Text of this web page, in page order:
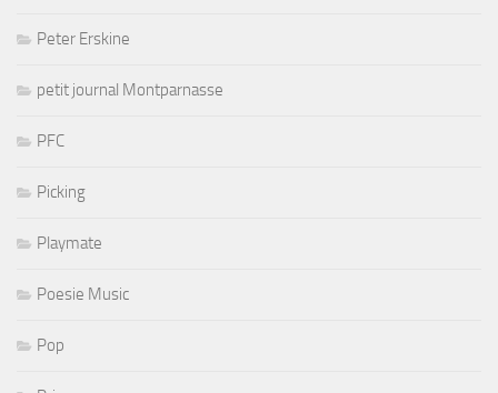
Peter Erskine
petit journal Montparnasse
PFC
Picking
Playmate
Poesie Music
Pop